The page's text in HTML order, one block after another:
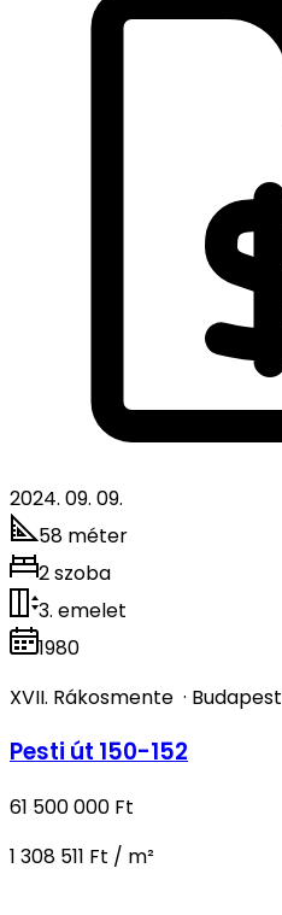
2024. 09. 09.
58 méter
2 szoba
3. emelet
1980
XVII. Rákosmente · Budapest
Pesti út 150-152
61 500 000 Ft
1 308 511 Ft / m²